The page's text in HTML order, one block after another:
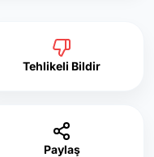
Tehlikeli Bildir
Paylaş